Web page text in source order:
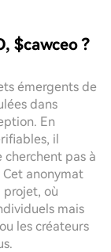
$cawceo ?
émergents de
dans
En
il
cherchent pas à
anonymat
où
mais
les créateurs